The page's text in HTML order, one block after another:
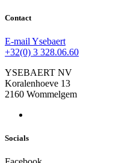
Contact
E-mail Ysebaert
+32(0) 3 328.06.60
YSEBAERT NV
Koralenhoeve 13
2160 Wommelgem
Socials